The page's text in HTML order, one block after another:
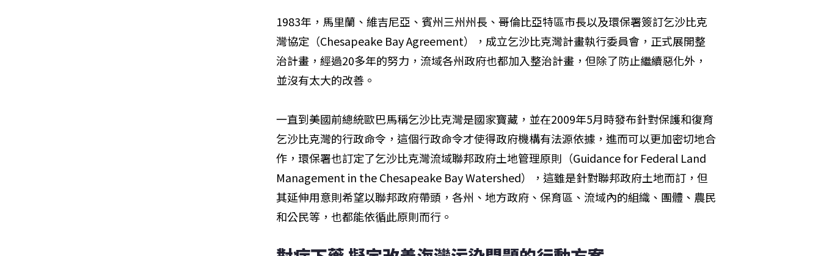
1983年，馬里蘭、維吉尼亞、賓州三州州長、哥倫比亞特區市長以及環保署簽訂乞沙比克
灣協定（Chesapeake Bay Agreement），成立乞沙比克灣計畫執行委員會，正式展開整
治計畫，經過20多年的努力，流域各州政府也都加入整治計畫，但除了防止繼續惡化外，
並沒有太大的改善。
一直到美國前總統歐巴馬稱乞沙比克灣是國家寶藏，並在2009年5月時發布針對保護和復育
乞沙比克灣的行政命令，這個行政命令才使得政府機構有法源依據，進而可以更加密切地合
作，環保署也訂定了乞沙比克灣流域聯邦政府土地管理原則（Guidance for Federal Land
Management in the Chesapeake Bay Watershed），這雖是針對聯邦政府土地而訂，但
其延伸用意則希望以聯邦政府帶頭，各州、地方政府、保育區、流域內的組織、團體、農民
和公民等，也都能依循此原則而行。